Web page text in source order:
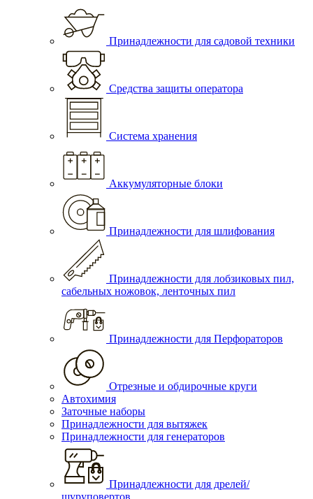
Принадлежности для садовой техники
Средства защиты оператора
Система хранения
Аккумуляторные блоки
Принадлежности для шлифования
Принадлежности для лобзиковых пил,
сабельных ножовок, ленточных пил
Принадлежности для Перфораторов
Отрезные и обдирочные круги
Автохимия
Заточные наборы
Принадлежности для вытяжек
Принадлежности для генераторов
Принадлежности для дрелей/
шуруповертов